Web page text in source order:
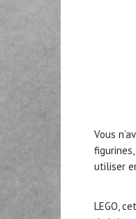
Vous
utiliser
LEGO,